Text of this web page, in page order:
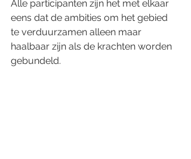
Alle participanten zijn het met elkaar
eens dat de ambities om het gebied
te verduurzamen alleen maar
haalbaar zijn als de krachten worden
gebundeld.